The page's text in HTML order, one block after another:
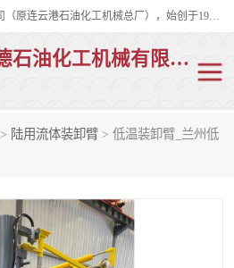
连云港华德石油化工机械有限公司（原连云港石油化工机械总厂），始创于1982年，是从事码头船用流体装卸臂、陆用流体装卸臂（鹤管）、活动梯、钢构平台、定量装车系统等全系列流体装卸设备的设计、制造、销售以及服务的专业供应商。
连云港华德石油化工机械有限公司
> 陆用流体装卸臂 > 低温装卸臂_兰州低
液氯鹤管
活动梯